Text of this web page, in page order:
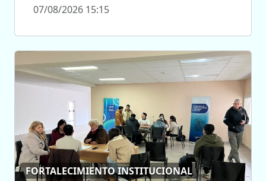
07/08/2026 15:15
FORTALECIMIENTO INSTITUCIONAL